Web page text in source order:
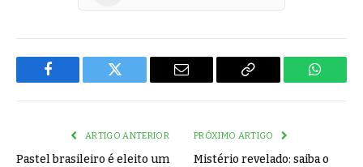
Facebook Twitter Email
Copy
ARTIGO ANTERIOR
Pastel brasileiro é eleito um
PRÓXIMO ARTIGO
Mistério revelado: saiba o